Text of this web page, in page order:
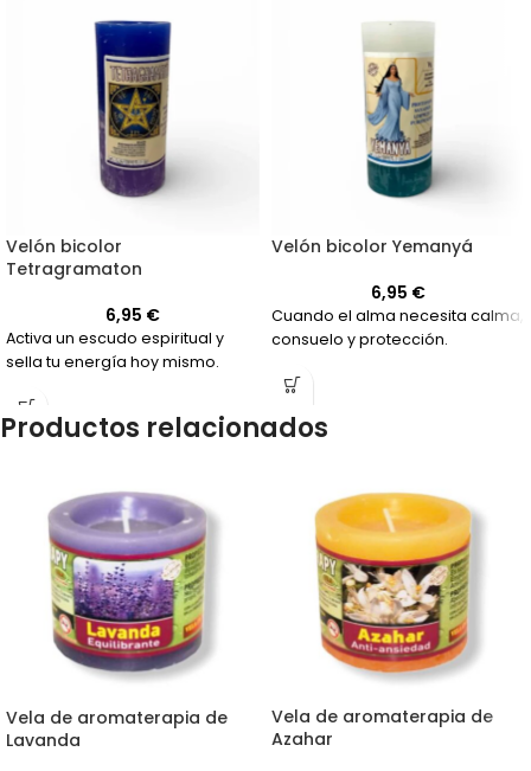
Velón bicolor
Tetragramaton
6,95 €
Activa un escudo espiritual y
sella tu energía hoy mismo.
Velón bicolor Yemanyá
6,95 €
Cuando el alma necesita calma,
consuelo y protección.
Productos relacionados
Vela de aromaterapia de
Lavanda
Vela de aromaterapia de
Azahar